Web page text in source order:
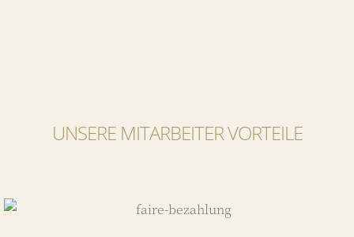
UNSERE MITARBEITER VORTEILE